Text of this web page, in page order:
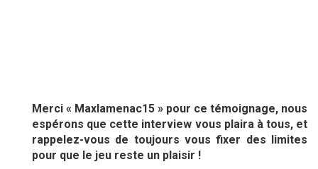
Merci « Maxlamenac15 » pour ce témoignage, nous
espérons que cette interview vous plaira à tous, et
rappelez-vous de toujours vous fixer des limites
pour que le jeu reste un plaisir !